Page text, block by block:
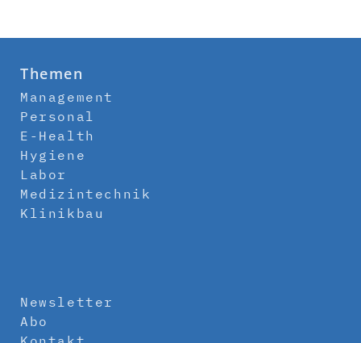
Themen
Management
Personal
E-Health
Hygiene
Labor
Medizintechnik
Klinikbau
Newsletter
Abo